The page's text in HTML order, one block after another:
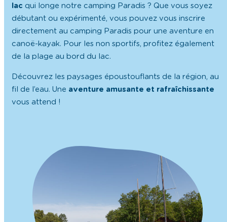
lac qui longe notre camping Paradis ? Que vous soyez
débutant ou expérimenté, vous pouvez vous inscrire
directement au camping Paradis pour une aventure en
canoë-kayak. Pour les non sportifs, profitez également
de la plage au bord du lac.
Découvrez les paysages époustouflants de la région, au
fil de l’eau. Une aventure amusante et rafraîchissante
vous attend !